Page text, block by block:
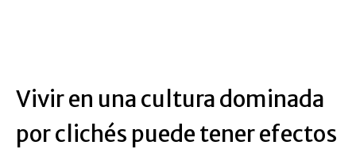
Vivir en una cultura dominada
por clichés puede tener efectos